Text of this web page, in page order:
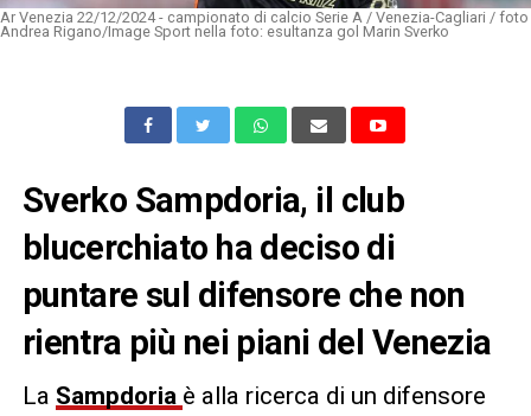
Ar Venezia 22/12/2024 - campionato di calcio Serie A / Venezia-Cagliari / foto
Andrea Rigano/Image Sport nella foto: esultanza gol Marin Sverko
Sverko Sampdoria, il club
blucerchiato ha deciso di
puntare sul difensore che non
rientra più nei piani del Venezia
La Sampdoria è alla ricerca di un difensore